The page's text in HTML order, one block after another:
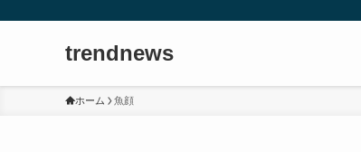
trendnews
ホーム 魚顔